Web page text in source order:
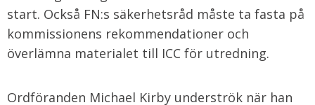
start. Också FN:s säkerhetsråd måste ta fasta på
kommissionens rekommendationer och
överlämna materialet till ICC för utredning.
Ordföranden Michael Kirby underströk när han